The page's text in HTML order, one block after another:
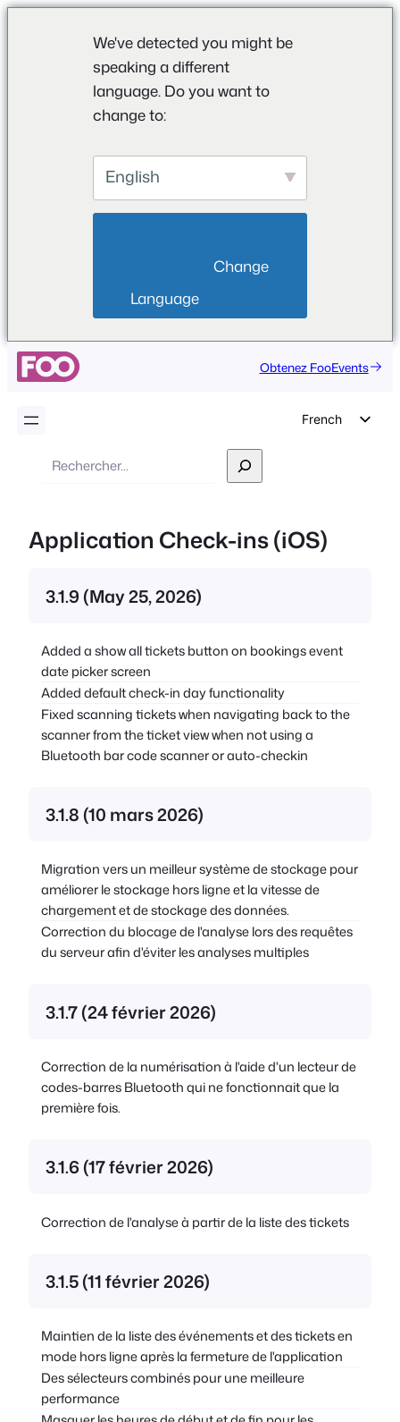
We've detected you might be
speaking a different
language. Do you want to
change to:
English
Language
Obtenez FooEvents
French
Spanish
Czech
Recherche
Application Check-ins (iOS)
3.1.9 (May 25, 2026)
Added a show all tickets button on bookings event
date picker screen
Added default check-in day functionality
Fixed scanning tickets when navigating back to the
scanner from the ticket view when not using a
Bluetooth bar code scanner or auto-checkin
3.1.8 (10 mars 2026)
Migration vers un meilleur système de stockage pour
améliorer le stockage hors ligne et la vitesse de
chargement et de stockage des données.
Correction du blocage de l'analyse lors des requêtes
du serveur afin d'éviter les analyses multiples
3.1.7 (24 février 2026)
Correction de la numérisation à l'aide d'un lecteur de
codes-barres Bluetooth qui ne fonctionnait que la
première fois.
3.1.6 (17 février 2026)
Correction de l'analyse à partir de la liste des tickets
3.1.5 (11 février 2026)
Maintien de la liste des événements et des tickets en
mode hors ligne après la fermeture de l'application
Des sélecteurs combinés pour une meilleure
performance